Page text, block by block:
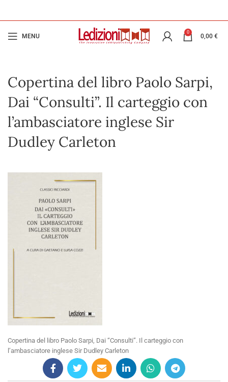
MENU
0
0,00 €
Copertina del libro Paolo Sarpi,
Dai “Consulti”. Il carteggio con
l’ambasciatore inglese Sir
Dudley Carleton
Copertina del libro Paolo Sarpi, Dai “Consulti”. Il carteggio con
l’ambasciatore inglese Sir Dudley Carleton